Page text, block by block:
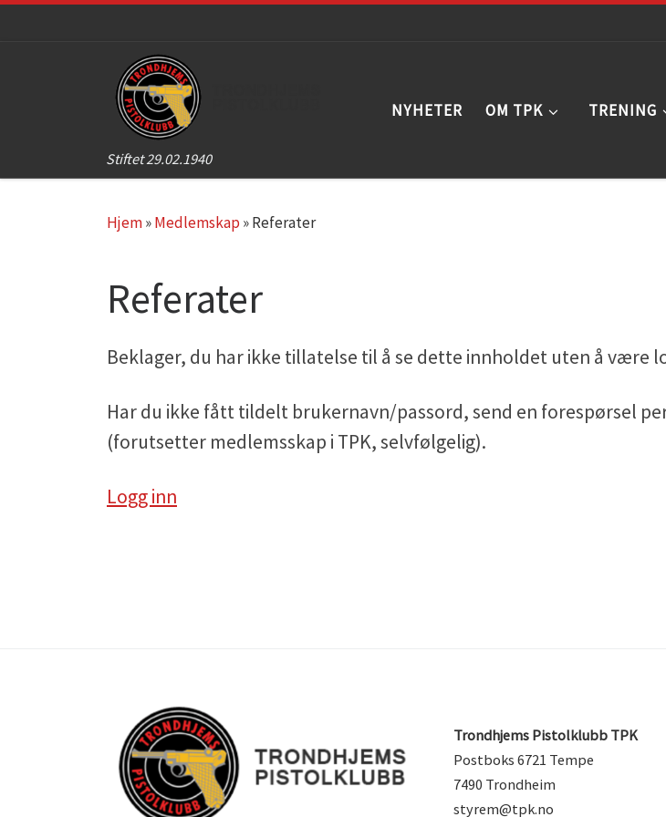
Stiftet 29.02.1940
NYHETER OM TPK TRENING
Hjem»Medlemskap »Referater
Referater
Beklager, du har ikke tillatelse til å se dette innholdet uten å være
Har du ikke fått tildelt brukernavn/passord, send en forespørsel
(forutsetter medlemsskap i TPK, selvfølgelig).
Logg inn
Trondhjems Pistolklubb TPK
Postboks 6721 Tempe
7490 Trondheim
styrem@tpk.no